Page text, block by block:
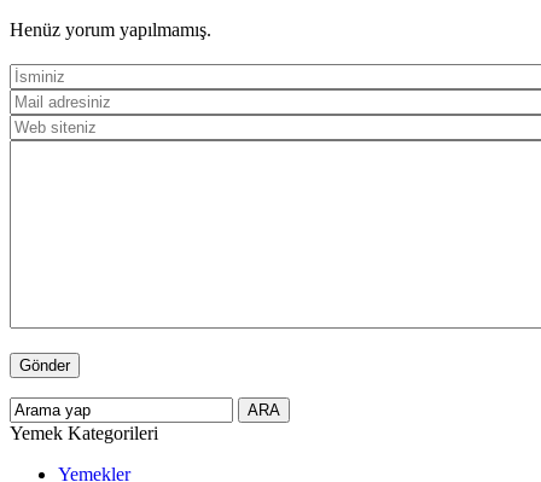
Henüz yorum yapılmamış.
Yemek Kategorileri
Yemekler